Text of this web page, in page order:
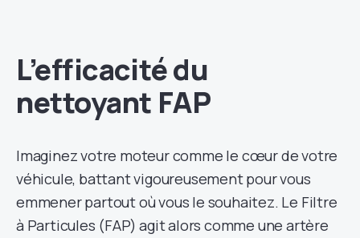
L’efficacité du
nettoyant FAP
Imaginez votre moteur comme le cœur de votre
véhicule, battant vigoureusement pour vous
emmener partout où vous le souhaitez. Le Filtre
à Particules (FAP) agit alors comme une artère